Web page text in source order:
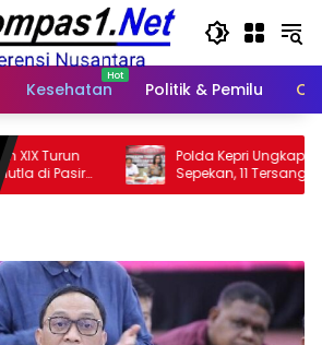
Kesehatan Politik & Pemilu
Polda Kepri Ungkap 6 Kasus Narkotika
Sepekan, 11 Tersangka Diamankan & Sita
402 Gram Sabu